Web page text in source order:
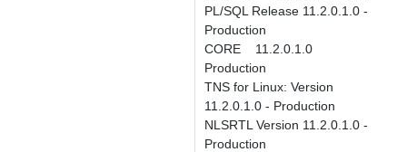
PL/SQL Release 11.2.0.1.0 -
Production
CORE 11.2.0.1.0
Production
TNS for Linux: Version
11.2.0.1.0 - Production
NLSRTL Version 11.2.0.1.0 -
Production